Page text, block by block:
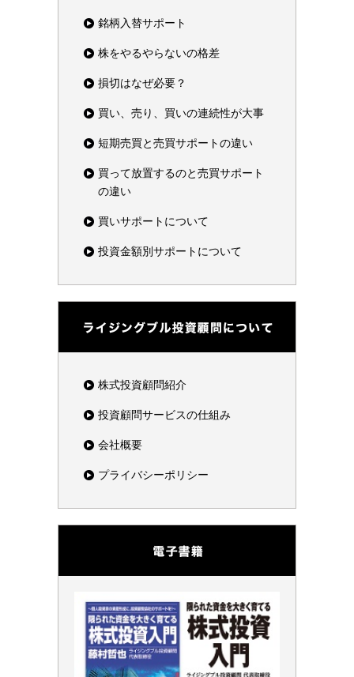
銘柄入替サポート
株をやるやらないの格差
損切はなぜ必要？
買い、売り、買いの連続性が大事
短期売買と売買サポートの違い
買って放置するのと売買サポート
の違い
買いサポートについて
投資金額別サポートについて
株式投資顧問紹介
投資顧問サービスの仕組み
会社概要
プライバシーポリシー